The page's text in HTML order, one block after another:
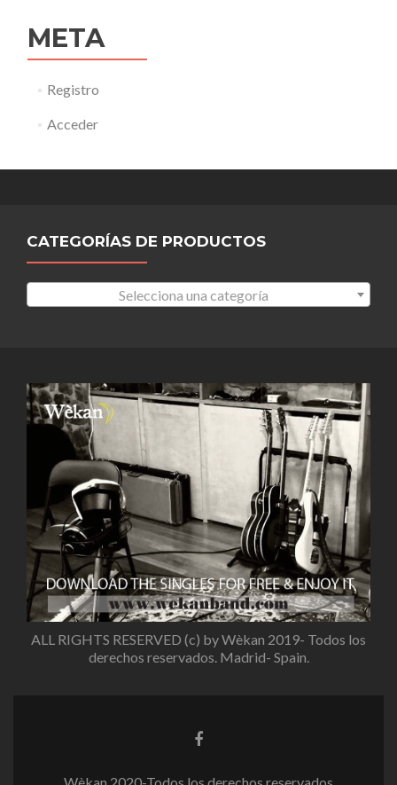
META
Registro
Acceder
CATEGORÍAS DE PRODUCTOS
Selecciona una categoría
ALL RIGHTS RESERVED (c) by Wèkan 2019- Todos los
derechos reservados. Madrid- Spain.
Enlace